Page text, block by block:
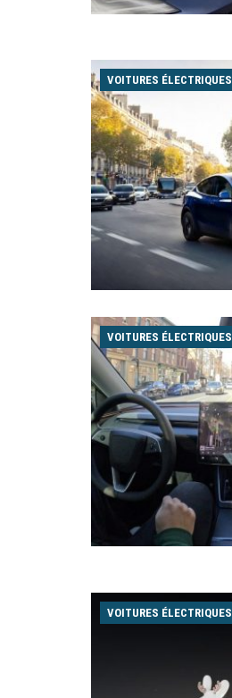
VOITURES ÉLECTRIQUES
VOITURES ÉLECTRIQUES
VOITURES ÉLECTRIQUES